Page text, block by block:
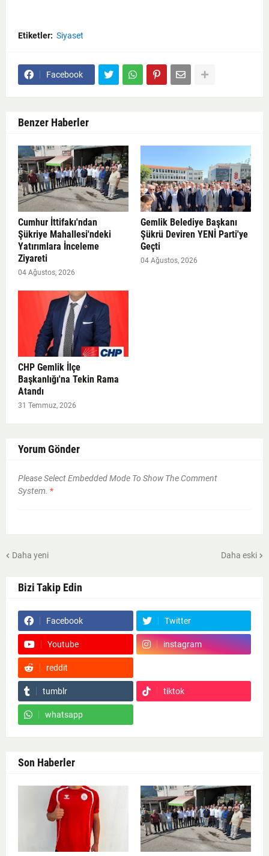
Etiketler: Siyaset
Facebook
Benzer Haberler
Cumhur İttifakı'ndan
Şükriye Mahallesi'ndeki
Yatırımlara İnceleme
Ziyareti
04 Ağustos, 2026
Gemlik Belediye Başkanı
Şükrü Deviren YENİ Parti'ye
Geçti
04 Ağustos, 2026
CHP Gemlik İlçe
Başkanlığı'na Tekin Rama
Atandı
31 Temmuz, 2026
Yorum Gönder
Please Select Embedded Mode To Show The Comment
System. *
Daha yeni Daha eski
Bizi Takip Edin
Facebook Twitter
Youtube instagram
reddit
tumblr tiktok
whatsapp
Son Haberler